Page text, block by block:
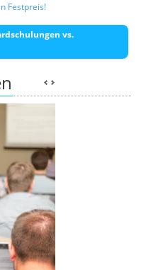
Festpreis!
vs.